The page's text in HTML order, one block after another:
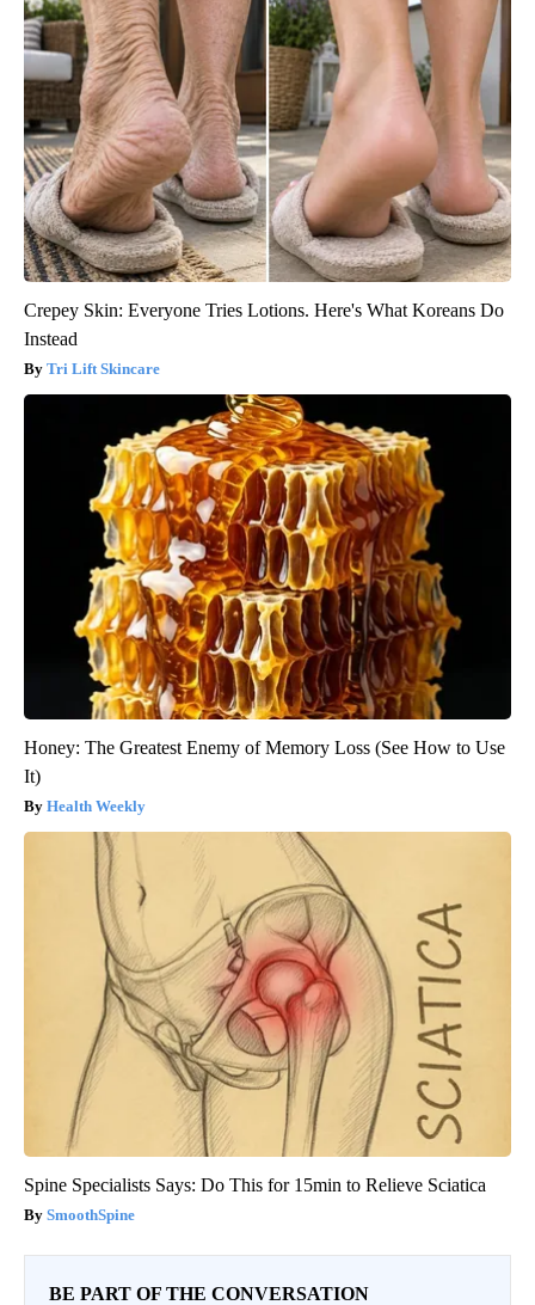
Crepey Skin: Everyone Tries Lotions. Here's What Koreans Do
Instead
Tri Lift Skincare
Honey: The Greatest Enemy of Memory Loss (See How to Use
It)
Health Weekly
Spine Specialists Says: Do This for 15min to Relieve Sciatica
SmoothSpine
BE PART OF THE CONVERSATION